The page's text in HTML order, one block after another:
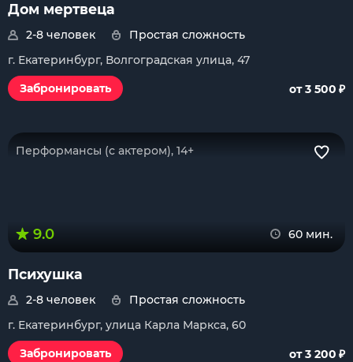
Дом мертвеца
2-8 человек
Простая сложность
г. Екатеринбург, Волгоградская улица, 47
Забронировать
от 3 500 ₽
Перформансы (с актером), 14+
9.0 60 мин.
Психушка
2-8 человек
Простая сложность
г. Екатеринбург, улица Карла Маркса, 60
Забронировать
от 3 200 ₽